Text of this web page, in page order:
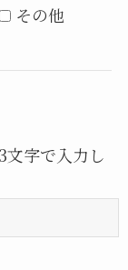
その他
文字で入力し